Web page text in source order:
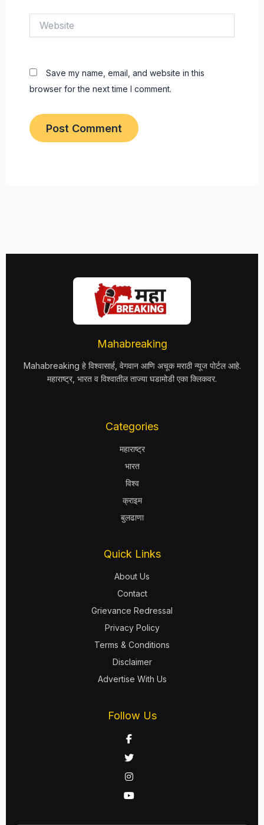
Save my name, email, and website in this
browser for the next time I comment.
Mahabreaking
Mahabreaking हे विश्वासार्ह, वेगवान आणि अचूक मराठी न्यूज पोर्टल आहे.
महाराष्ट्र, भारत व विश्वातील ताज्या घडामोडी एका क्लिकवर.
Categories
महाराष्ट्र
भारत
विश्व
क्राइम
बुलढाणा
Quick Links
About Us
Contact
Grievance Redressal
Privacy Policy
Terms & Conditions
Disclaimer
Advertise With Us
Follow Us